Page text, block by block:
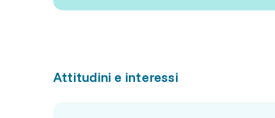
Attitudini e interessi